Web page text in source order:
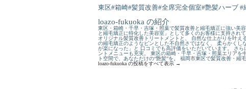
東区#箱崎#髪質改善#全席完全個室#艶髪ハーブ #
loazo-fukuoka の紹介
東区・箱崎・千早・吉塚・照葉で髪質改善と縮毛矯正に強い
と縮毛矯正に特化した美容室」として多くのお客様に支持され
オリジナル髪質改善トリートメントと、 自然な仕上がりを叶
の縮毛矯正のようなピンとした不自然さではなく、 柔らかく
が楽になった」と 口コミでも高評価をいただいています。 さ
ントメニューも充実。 東区の箱崎・千早・吉塚・照葉エリア
ト空間で、あなただけの“艶髪”を。 福岡市東区で髪質改善・
loazo-fukuoka の投稿をすべて表示 →